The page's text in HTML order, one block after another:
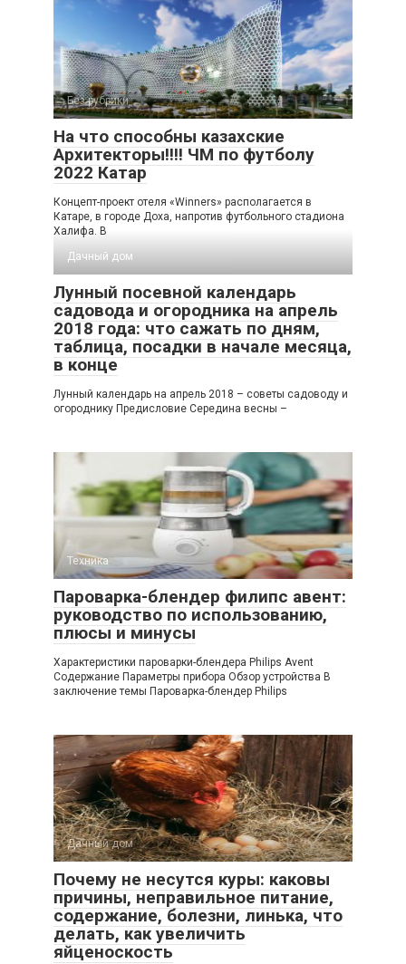
Без рубрики
На что способны казахские
Архитекторы!!!! ЧМ по футболу
2022 Катар
Концепт-проект отеля «Winners» располагается в
Катаре, в городе Доха, напротив футбольного стадиона
Халифа. В
Дачный дом
Лунный посевной календарь
садовода и огородника на апрель
2018 года: что сажать по дням,
таблица, посадки в начале месяца,
в конце
Лунный календарь на апрель 2018 – советы садоводу и
огороднику Предисловие Середина весны –
Техника
Пароварка-блендер филипс авент:
руководство по использованию,
плюсы и минусы
Характеристики пароварки-блендера Philips Avent
Содержание Параметры прибора Обзор устройства В
заключение темы Пароварка-блендер Philips
Дачный дом
Почему не несутся куры: каковы
причины, неправильное питание,
содержание, болезни, линька, что
делать, как увеличить
яйценоскость